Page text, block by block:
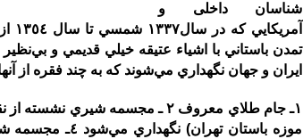
شناسان داخلی و
تمدن باستاني با اشياء عتيقه خيلي قديمي و
ايران و جهان نگهداري مي‌شوند كه به چند فقره از
١‌ـ جام طلاي معروف ٢ ـ مجسمه شيري نشسته از نقره ٣ ـ ساغر نقره‌اي نقش‌دار
موزه باستان تهران) نگهداري مي‌شود ٤ـ مجسمه شيري نشسته از نقره موجود در